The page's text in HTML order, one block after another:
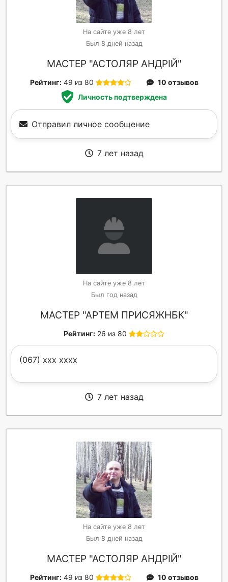
На сайте уже 8 лет
Был 8 дней назад
МАСТЕР "АСТОЛЯР АНДРІЙ"
Рейтинг: 49 из 80
10 отзывов
Личность подтверждена
Отправил личное сообщение
7 лет назад
На сайте уже 8 лет
Был год назад
МАСТЕР "АРТЕМ ПРИСЯЖНБК"
Рейтинг: 26 из 80
(067) xxx xxxx
7 лет назад
На сайте уже 8 лет
Был 8 дней назад
МАСТЕР "АСТОЛЯР АНДРІЙ"
Рейтинг: 49 из 80
10 отзывов